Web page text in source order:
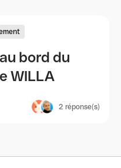
bord du
WILLA
2 réponse(s)